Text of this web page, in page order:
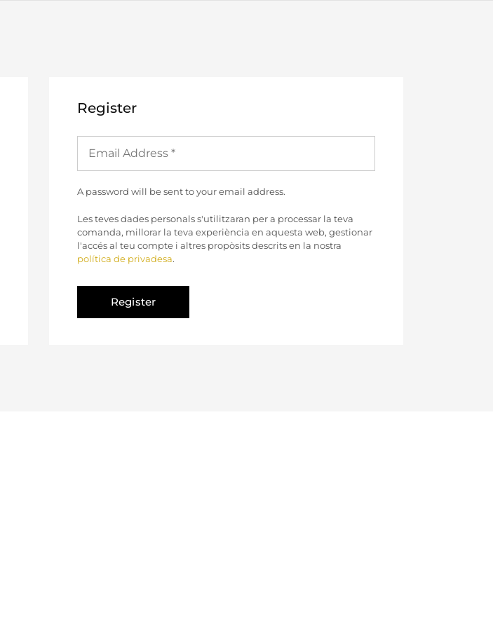
Register
A password will be sent to your email address.
Les teves dades personals s'utilitzaran per a processar la teva
comanda, millorar la teva experiència en aquesta web, gestionar
l'accés al teu compte i altres propòsits descrits en la nostra
política de privadesa.
Register